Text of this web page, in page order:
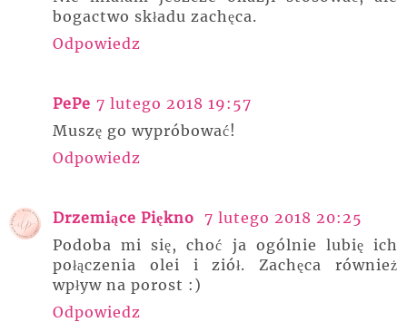
bogactwo składu zachęca.
Odpowiedz
PePe 7 lutego 2018 19:57
Muszę go wypróbować!
Odpowiedz
Drzemiące Piękno 7 lutego 2018 20:25
Podoba mi się, choć ja ogólnie lubię ich
połączenia olei i ziół. Zachęca również
wpływ na porost :)
Odpowiedz